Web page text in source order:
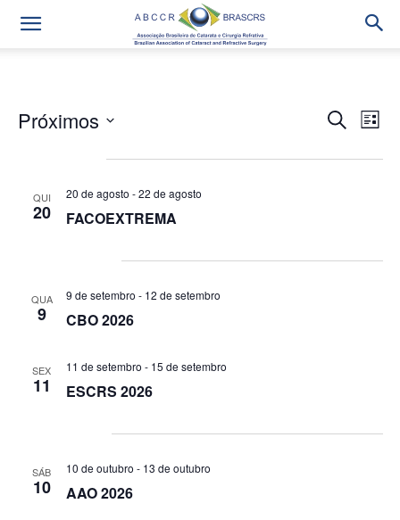
e
visuais
Procurar
eventosLista
Próximos
QUI
20
20 de agosto -22 de agosto
FACOEXTREMA
QUA
9
9 de setembro - 12 de setembro
CBO 2026
SEX
11
11 de setembro - 15 de setembro
ESCRS 2026
SÁB
10
10 de outubro - 13 de outubro
AAO 2026